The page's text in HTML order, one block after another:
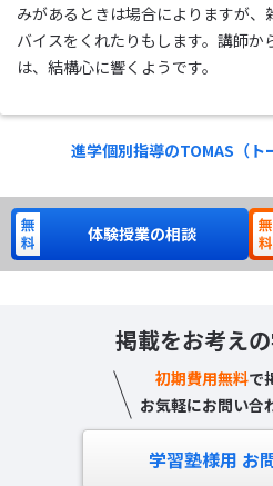
みがあるときは場合によりますが、
バイスをくれたりもします。講師
は、結構心に響くようです。
進学個別指導のTOMAS（ト
体験授業の相談
掲載をお考え
初期費用無料で
お気軽にお問い合
学習塾様用 お